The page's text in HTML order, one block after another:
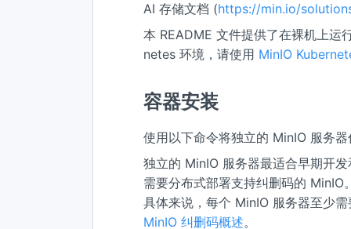
AI 存储文档 (https://min.io/
本 README 文件提供了在裸机上运
netes 环境，请使用 MinIO
容器安装
使用以下命令将独立的 MinIO 服务
独立的 MinIO 服务器最适合早期开
需要分布式部署支持纠删码的
具体来说，每个 MinIO 服务器至少
MinIO 纠删码概述。